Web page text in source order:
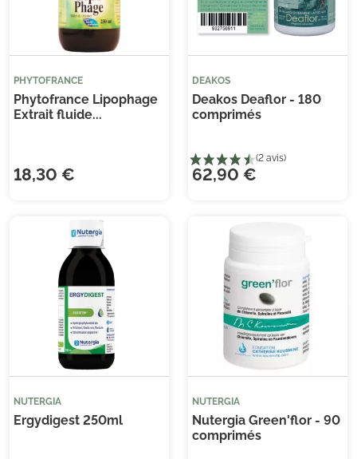
PHYTOFRANCE
Phytofrance Lipophage
Extrait fluide...
18,30 €
DEAKOS
Deakos Deaflor - 180
comprimés
62,90 €
NUTERGIA
Ergydigest 250ml
NUTERGIA
Nutergia Green'flor - 90
comprimés